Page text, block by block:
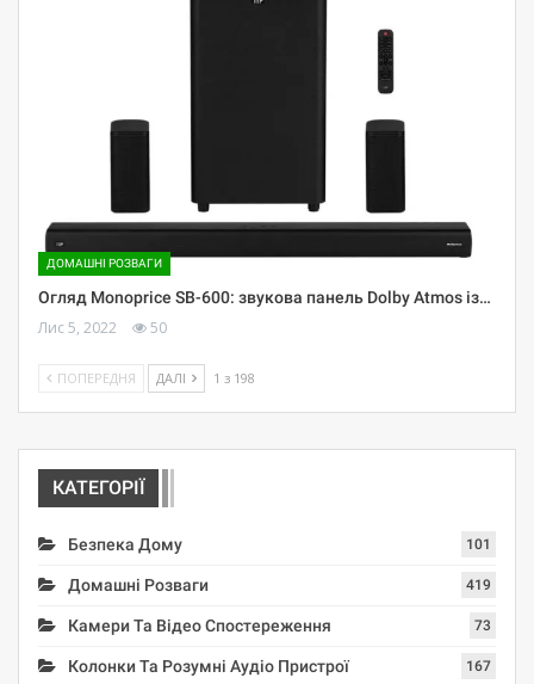
ДОМАШНІ РОЗВАГИ
Огляд Monoprice SB-600: звукова панель Dolby Atmos із…
Лис 5, 2022 50
ПОПЕРЕДНЯ ДАЛІ 1 з 198
КАТЕГОРІЇ
Безпека Дому 101
Домашні Розваги 419
Камери Та Відео Спостереження 73
Колонки Та Розумні Аудіо Пристрої 167